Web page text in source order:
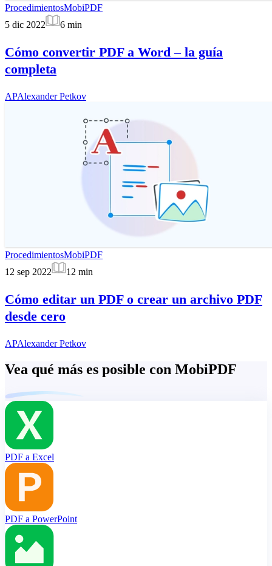
ProcedimientosMobiPDF
5 dic 2022
6 min
Cómo convertir PDF a Word – la guía
completa
APAlexander Petkov
ProcedimientosMobiPDF
12 sep 2022
12 min
Cómo editar un PDF o crear un archivo PDF
desde cero
APAlexander Petkov
Vea qué más es posible con MobiPDF
PDF a Excel
PDF a PowerPoint